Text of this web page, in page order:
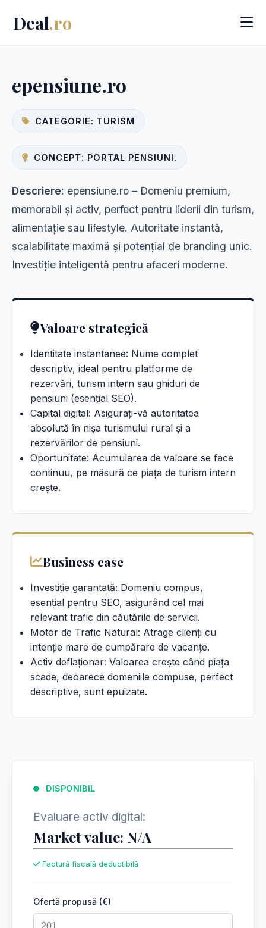
Deal.ro
epensiune.ro
CATEGORIE: TURISM
CONCEPT: PORTAL PENSIUNI.
Descriere: epensiune.ro – Domeniu premium,
memorabil și activ, perfect pentru liderii din turism,
alimentație sau lifestyle. Autoritate instantă,
scalabilitate maximă și potențial de branding unic.
Investiție inteligentă pentru afaceri moderne.
Valoare strategică
Identitate instantanee: Nume complet
descriptiv, ideal pentru platforme de
rezervări, turism intern sau ghiduri de
pensiuni (esențial SEO).
Capital digital: Asigurați-vă autoritatea
absolută în nișa turismului rural și a
rezervărilor de pensiuni.
Oportunitate: Acumularea de valoare se face
continuu, pe măsură ce piața de turism intern
crește.
Business case
Investiție garantată: Domeniu compus,
esențial pentru SEO, asigurând cel mai
relevant trafic din căutările de servicii.
Motor de Trafic Natural: Atrage clienți cu
intenție mare de cumpărare de vacanțe.
Activ deflaționar: Valoarea crește când piața
scade, deoarece domeniile compuse, perfect
descriptive, sunt epuizate.
DISPONIBIL
Evaluare activ digital:
Market value: N/A
Factură fiscală deductibilă
Ofertă propusă (€)